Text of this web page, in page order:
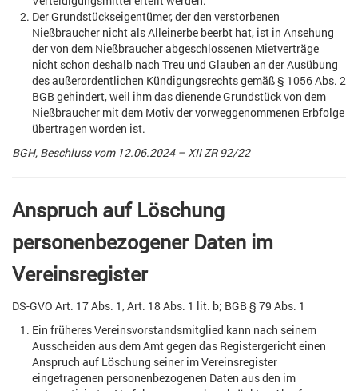
Der Grundstückseigentümer, der den verstorbenen
Nießbraucher nicht als Alleinerbe beerbt hat, ist in Ansehung
der von dem Nießbraucher abgeschlossenen Mietverträge
nicht schon deshalb nach Treu und Glauben an der Ausübung
des außerordentlichen Kündigungsrechts gemäß § 1056 Abs. 2
BGB gehindert, weil ihm das dienende Grundstück von dem
Nießbraucher mit dem Motiv der vorweggenommenen Erbfolge
übertragen worden ist.
BGH, Beschluss vom 12.06.2024 – XII ZR 92/22
Anspruch auf Löschung
personenbezogener Daten im
Vereinsregister
DS-GVO Art. 17 Abs. 1, Art. 18 Abs. 1 lit. b; BGB § 79 Abs. 1
Ein früheres Vereinsvorstandsmitglied kann nach seinem
Ausscheiden aus dem Amt gegen das Registergericht einen
Anspruch auf Löschung seiner im Vereinsregister
eingetragenen personenbezogenen Daten aus den im